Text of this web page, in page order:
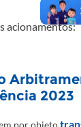
acionamentos:​​
2023
por objeto​